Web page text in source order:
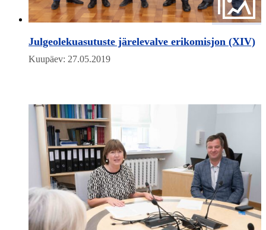
Julgeolekuasutuste järelevalve erikomisjon (XIV)
Kuupäev: 27.05.2019